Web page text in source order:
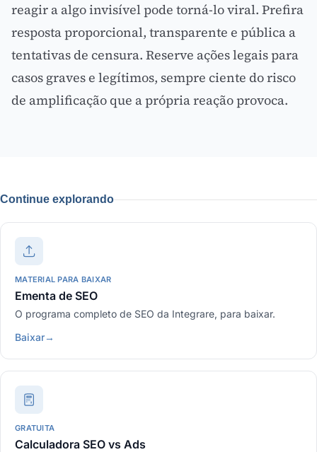
reagir a algo invisível pode torná-lo viral. Prefira
resposta proporcional, transparente e pública a
tentativas de censura. Reserve ações legais para
casos graves e legítimos, sempre ciente do risco
de amplificação que a própria reação provoca.
Continue explorando
MATERIAL PARA BAIXAR
Ementa de SEO
O programa completo de SEO da Integrare, para baixar.
Baixar→
GRATUITA
Calculadora SEO vs Ads